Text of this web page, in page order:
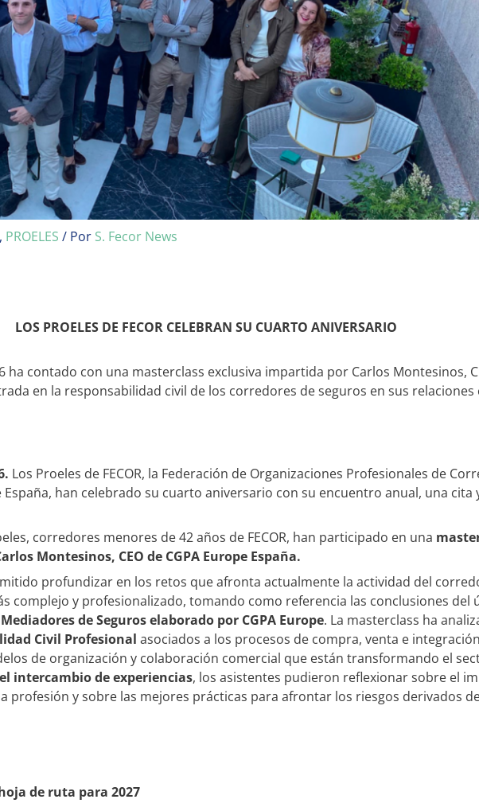
, PROELES / Por S. Fecor News
LOS PROELES DE FECOR CELEBRAN SU CUARTO ANIVERSARIO
ha contado con una masterclass exclusiva impartida por Carlos Montesinos,
en la responsabilidad civil de los corredores de seguros en sus relaciones
Los Proeles de FECOR, la Federación de Organizaciones Profesionales de
han celebrado su cuarto aniversario con su encuentro anual, una cita
corredores menores de 42 años de FECOR, han participado en una
Montesinos, CEO de CGPA Europe España.
profundizar en los retos que afronta actualmente la actividad del
complejo y profesionalizado, tomando como referencia las conclusiones del
de Seguros elaborado por CGPA Europe. La masterclass ha
Civil Profesional asociados a los procesos de compra, venta e
de organización y colaboración comercial que están transformando el
intercambio de experiencias, los asistentes pudieron reflexionar sobre el
profesión y sobre las mejores prácticas para afrontar los riesgos derivados
de ruta para 2027